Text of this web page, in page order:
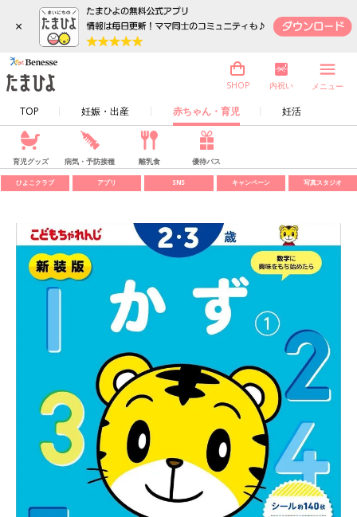
×
TOP 妊娠・出産 赤ちゃん・育児 妊活
SHOP 内祝い メニュー
育児グッズ 病気・予防接種 離乳食 優待パス
ひよこクラブ アプリ SNS キャンペーン 写真スタジオ